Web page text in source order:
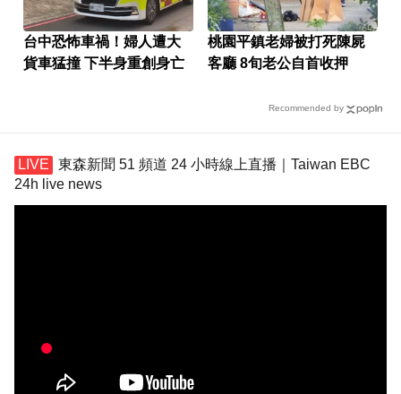
台中恐怖車禍！婦人遭大
貨車猛撞 下半身重創身亡
桃園平鎮老婦被打死陳屍
客廳 8旬老公自首收押
Recommended by
東森新聞 51 頻道 24 小時線上直播｜Taiwan EBC
24h live news